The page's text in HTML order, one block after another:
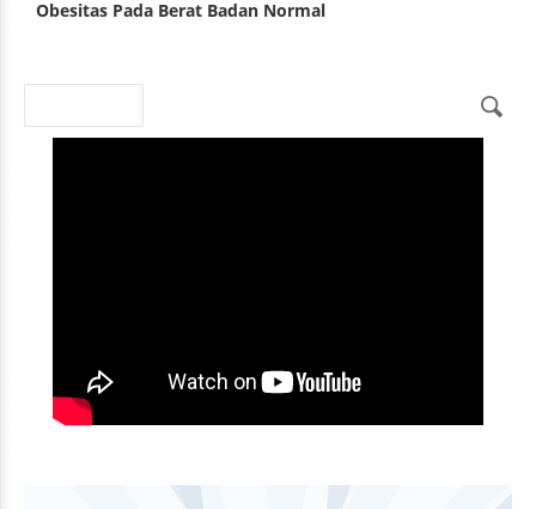
Obesitas Pada Berat Badan Normal
Search form